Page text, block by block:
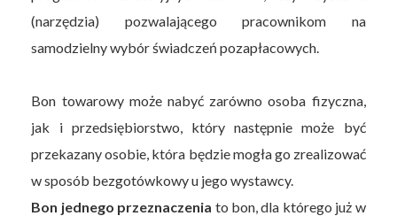
(narzędzia) pozwalającego pracownikom na
samodzielny wybór świadczeń pozapłacowych.
Bon towarowy może nabyć zarówno osoba fizyczna,
jak i przedsiębiorstwo, który następnie może być
przekazany osobie, która będzie mogła go zrealizować
w sposób bezgotówkowy u jego wystawcy.
Bon jednego przeznaczenia to bon, dla którego już w